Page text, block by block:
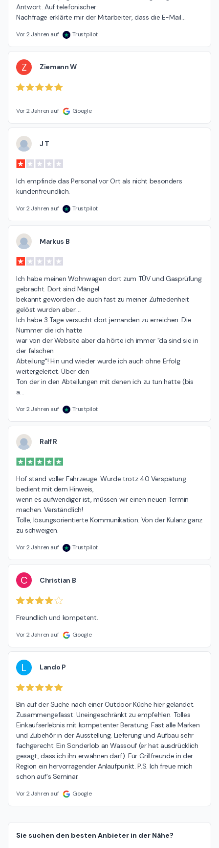
Antwort. Auf telefonischer
Nachfrage erklärte mir der Mitarbeiter, dass die E-Mail…
Vor 2 Jahren auf Trustpilot
Z Ziemann W
Vor 2 Jahren auf Google
J T
Ich empfinde das Personal vor Ort als nicht besonders
kundenfreundlich.
Vor 2 Jahren auf Trustpilot
Markus B
Ich habe meinen Wohnwagen dort zum TÜV und Gasprüfung
gebracht. Dort sind Mängel
bekannt geworden die auch fast zu meiner Zufriedenheit
gelöst wurden aber.....
Ich habe 3 Tage versucht dort jemanden zu erreichen. Die
Nummer die ich hatte
war von der Website aber da hörte ich immer "da sind sie in
der falschen
Abteilung"! Hin und wieder wurde ich auch ohne Erfolg
weitergeleitet. Über den
Ton der in den Abteilungen mit denen ich zu tun hatte (bis
a
Vor 2 Jahren auf Trustpilot
Ralf R
Hof stand voller Fahrzeuge. Wurde trotz 40 Verspätung
bedient mit dem Hinweis,
wenn es aufwendiger ist, müssen wir einen neuen Termin
machen. Verständlich!
Tolle, lösungsorientierte Kommunikation. Von der Kulanz ganz
zu schweigen.
Vor 2 Jahren auf Trustpilot
C Christian B
Freundlich und kompetent.
Vor 2 Jahren auf Google
L Lando P
Bin auf der Suche nach einer Outdoor Küche hier gelandet.
Zusammengefasst: Uneingeschränkt zu empfehlen. Tolles
Einkaufserlebnis mit kompetenter Beratung. Fast alle Marken
und Zubehör in der Ausstellung. Lieferung und Aufbau sehr
fachgerecht. Ein Sonderlob an Wassouf (er hat ausdrücklich
gesagt, dass ich ihn erwähnen darf). Für Grillfreunde in der
Region ein hervorragender Anlaufpunkt. P.S. Ich freue mich
schon auf's Seminar.
Vor 2 Jahren auf Google
Sie suchen den besten Anbieter in der Nähe?